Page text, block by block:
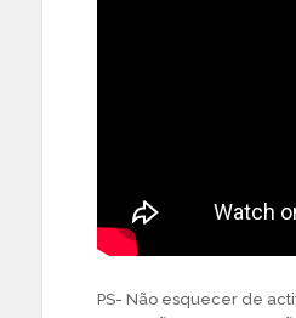
PS- Não esquecer de